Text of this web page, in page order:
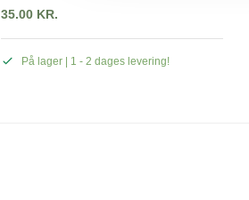
35.00 KR.
På lager | 1 - 2 dages levering!